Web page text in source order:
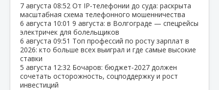
7 августа 08:52 От IP‑телефонии до суда: раскрыта
масштабная схема телефонного мошенничества
6 августа 10:01 9 августа: в Волгограде — спецрейсы
электричек для болельщиков
6 августа 09:51 Топ профессий по росту зарплат в
2026: кто больше всех выиграл и где самые высокие
ставки
5 августа 12:32 Бочаров: бюджет‑2027 должен
сочетать осторожность, соцподдержку и рост
инвестиций